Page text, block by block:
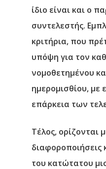
ίδιο είναι και ο
συντελεστής.
κριτήρια, που
υπόψη για τον
νομοθετημένου
ημερομισθίου, με
επάρκεια των
Τέλος, ορίζονται
διαφοροποιήσεις
του κατώτατου